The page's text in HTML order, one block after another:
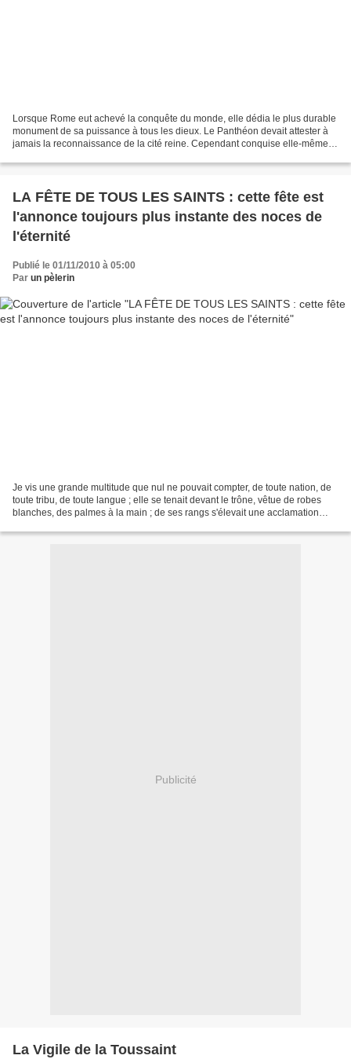
Lorsque Rome eut achevé la conquête du monde, elle dédia le plus durable
monument de sa puissance à tous les dieux. Le Panthéon devait attester à
jamais la reconnaissance de la cité reine. Cependant conquise elle-même
LA FÊTE DE TOUS LES SAINTS : cette fête est
l'annonce toujours plus instante des noces de
l'éternité
Publié le 01/11/2010 à 05:00
Par un pèlerin
Je vis une grande multitude que nul ne pouvait compter, de toute nation, de
toute tribu, de toute langue ; elle se tenait devant le trône, vêtue de robes
blanches, des palmes à la main ; de ses rangs s'élevait une acclamation
Publicité
La Vigile de la Toussaint